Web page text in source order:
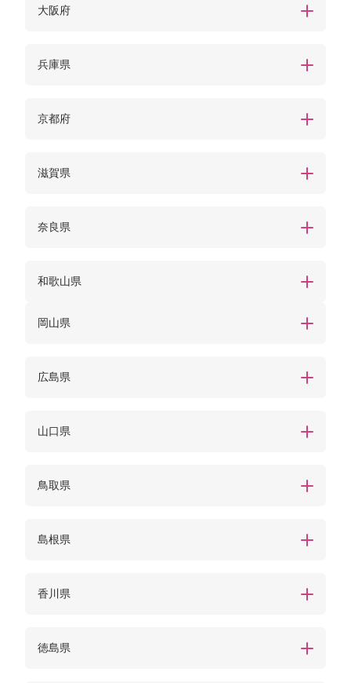
大阪府
兵庫県
京都府
滋賀県
奈良県
和歌山県
岡山県
広島県
山口県
鳥取県
島根県
香川県
徳島県